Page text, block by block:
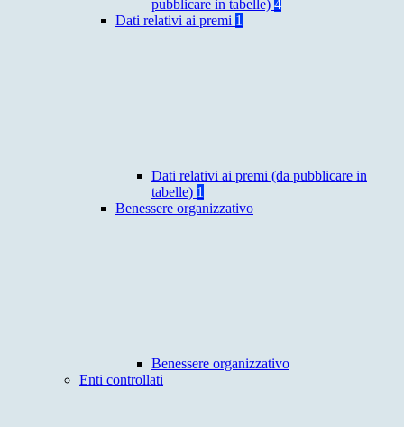
pubblicare in tabelle) 4
Dati relativi ai premi 1
Dati relativi ai premi (da pubblicare in
tabelle) 1
Benessere organizzativo
Benessere organizzativo
Enti controllati